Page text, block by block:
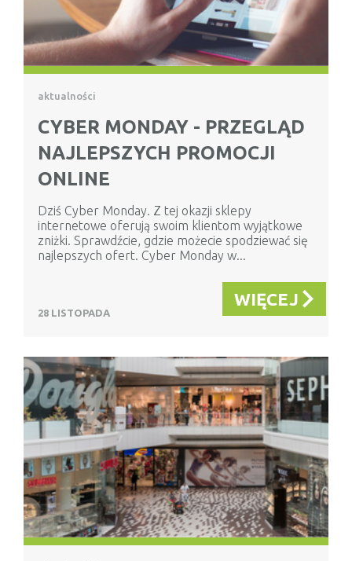
aktualności
CYBER MONDAY - PRZEGLĄD
NAJLEPSZYCH PROMOCJI
ONLINE
Dziś Cyber Monday. Z tej okazji sklepy
internetowe oferują swoim klientom wyjątkowe
zniżki. Sprawdźcie, gdzie możecie spodziewać się
najlepszych ofert. Cyber Monday w...
28 LISTOPADA
WIĘCEJ